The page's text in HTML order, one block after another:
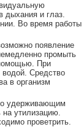
дыхания и глаз.
Во время работы
появление
промыть
При
водой. Средство
в организм
удерживающим
на утилизацию.
проветрить.